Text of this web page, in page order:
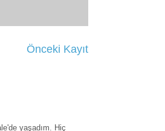
Önceki Kayıt
yaşadım. Hiç